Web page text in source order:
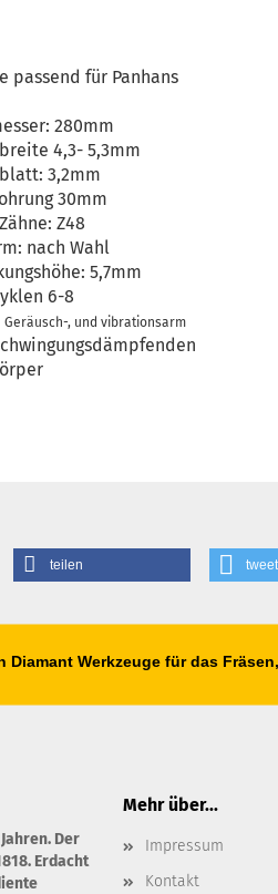
passend für Panhans
280mm
4,3- 5,3mm
3,2mm
30mm
Z48
nach Wahl
5,7mm
6-8
Geräusch-, und vibrationsarm
teilen tweet
Diamant Werkzeuge für das
Der
Erdacht
Mehr über...
Impressum
Kontakt